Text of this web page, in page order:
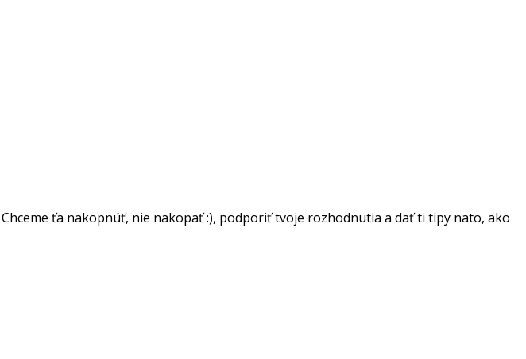
ťa nakopnúť, nie nakopať :), podporiť tvoje rozhodnutia a dať ti tipy nato, ako